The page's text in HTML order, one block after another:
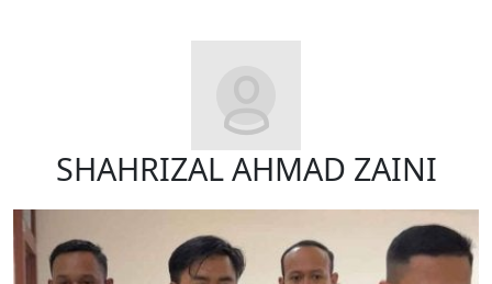
SHAHRIZAL AHMAD ZAINI